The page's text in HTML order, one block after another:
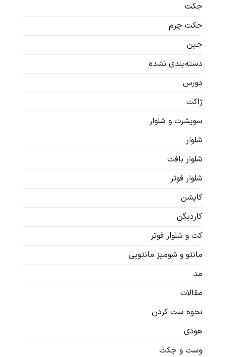
جکت
جکت چرم
جین
دسته‌بندی نشده
دورس
ژاکت
سویشرت‌ و شلوار
شلوار
شلوار بافت
شلوار فوتر
کاپشن
کاردیگن‌
کت و شلوار فوتر
مانتو و شومیز مانتویی
مد
مقالات
نحوه ست کردن
هودی
وست و جکت